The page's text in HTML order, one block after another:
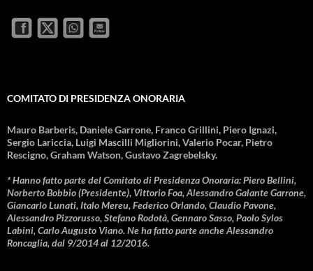
COMITATO DI PRESIDENZA ONORARIA
Mauro Barberis, Daniele Garrone, Franco Grillini, Piero Ignazi,
Sergio Lariccia, Luigi Mascilli Migliorini, Valerio Pocar, Pietro
Rescigno, Graham Watson, Gustavo Zagrebelsky.
* Hanno fatto parte del Comitato di Presidenza Onoraria: Piero Bellini,
Norberto Bobbio (Presidente), Vittorio Foa, Alessandro Galante Garrone,
Giancarlo Lunati, Italo Mereu, Federico Orlando, Claudio Pavone,
Alessandro Pizzorusso, Stefano Rodotà, Gennaro Sasso, Paolo Sylos
Labini, Carlo Augusto Viano. Ne ha fatto parte anche Alessandro
Roncaglia, dal 9/2014 al 12/2016.